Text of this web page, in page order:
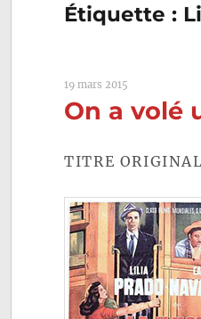
Étiquette :
19 mars 2015
On a volé
TITRE